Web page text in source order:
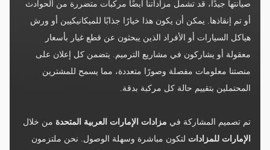
صيانتها جيدًا، قد تشمل مزاداتنا أيضًا مركبات متضررة من الحوادث
أو تم إنقاذها. يمكن أن يكون هذا خيارًا جذابًا للميكانيكيين أو ورش
هياكل السيارات أو الأفراد الذين يبحثون عن قطع غيار بأسعار
معقولة أو يشاركون في مشاريع الترميم. يتضمن كل إعلان على
منصتنا معلومات مفصلة وصورًا متعددة، مما يسمح للمشترين
المحتملين بتقييم حالة كل مركبة بدقة.
تم تصميم المشاركة في مزادات الإمارات العربية المتحدة من خلال
الإمارات للمزادات لتكون مباشرة وسهلة الوصول. نحن ملتزمون